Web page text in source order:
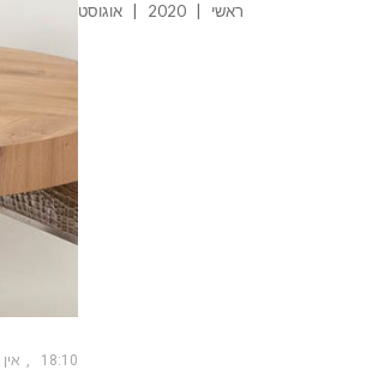
ראשי 2020 אוגוסט
18:10